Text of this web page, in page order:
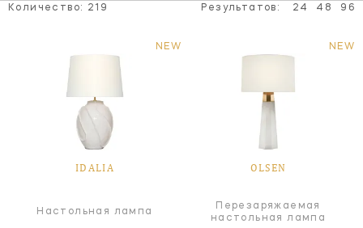
Количество: 219 Результатов: 24 48 96
NEW
IDALIA
Настольная лампа
NEW
OLSEN
Перезаряжаемая
настольная лампа